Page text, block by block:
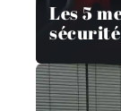
Les 5